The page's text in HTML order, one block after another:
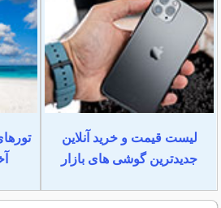
لیست قیمت و خرید آنلاین
جدیدترین گوشی های بازار